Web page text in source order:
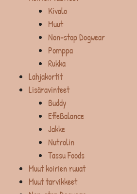
Kivalo
Muut
Non-stop Dogwear
Pomppa
Rukka
Lahjakortit
Lisäravinteet
Buddy
EffeBalance
Jakke
Nutrolin
Tassu Foods
Muut koirien ruuat
Muut tarvikkeet